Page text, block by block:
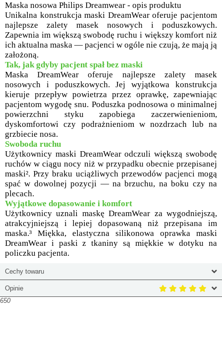
Maska nosowa Philips Dreamwear - opis produktu
Unikalna konstrukcja maski DreamWear oferuje pacjentom
najlepsze zalety masek nosowych i poduszkowych.
Zapewnia im większą swobodę ruchu i większy komfort niż
ich aktualna maska — pacjenci w ogóle nie czują, że mają ją
założoną.
Tak, jak gdyby pacjent spał bez maski
Maska DreamWear oferuje najlepsze zalety masek
nosowych i poduszkowych. Jej wyjątkowa konstrukcja
kieruje przepływ powietrza przez oprawkę, zapewniając
pacjentom wygodę snu. Poduszka podnosowa o minimalnej
powierzchni styku zapobiega zaczerwienieniom,
dyskomfortowi czy podrażnieniom w nozdrzach lub na
grzbiecie nosa.
Swoboda ruchu
Użytkownicy maski DreamWear odczuli większą swobodę
ruchów w ciągu nocy niż w przypadku obecnie przepisanej
maski². Przy braku uciążliwych przewodów pacjenci mogą
spać w dowolnej pozycji — na brzuchu, na boku czy na
plecach.
Wyjątkowe dopasowanie i komfort
Użytkownicy uznali maskę DreamWear za wygodniejszą,
atrakcyjniejszą i lepiej dopasowaną niż przepisana im
maska.³ Miękka, elastyczna silikonowa oprawka maski
DreamWear i paski z tkaniny są miękkie w dotyku na
policzku pacjenta.
Cechy towaru
Opinie
650